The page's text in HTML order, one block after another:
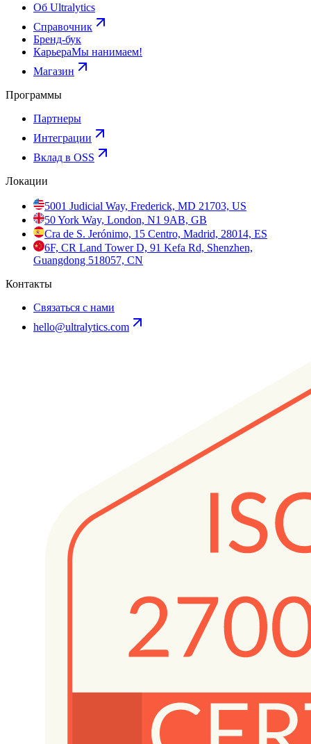
Об Ultralytics
Справочник
Бренд-бук
КарьераМы нанимаем!
Магазин
Программы
Партнеры
Интеграции
Вклад в OSS
Локации
5001 Judicial Way, Frederick, MD 21703, US
50 York Way, London, N1 9AB, GB
Cra de S. Jerónimo, 15 Centro, Madrid, 28014, ES
6F, CR Land Tower D, 91 Kefa Rd, Shenzhen,
Guangdong 518057, CN
Контакты
Связаться с нами
hello@ultralytics.com